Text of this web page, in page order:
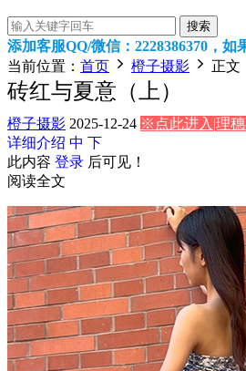
搜索
添加客服QQ/微信：2228386370，
当前位置： 首页 橙子摄影 正文
砖红与夏意（上）
橙子摄影 2025-12-24 ※点此进入|理
详细介绍 中 下
此内容 登录 后可见！
阅读全文